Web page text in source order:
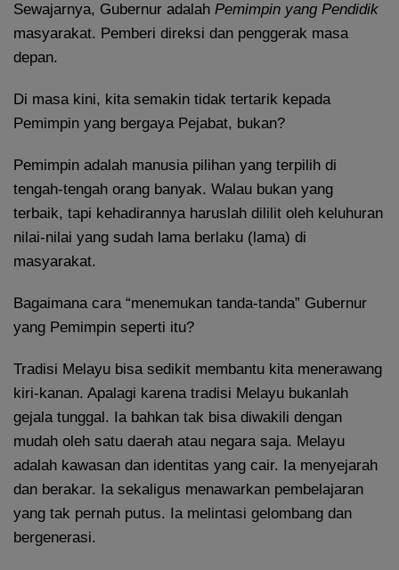
Sewajarnya, Gubernur adalah Pemimpin yang Pendidik
masyarakat. Pemberi direksi dan penggerak masa
depan.
Di masa kini, kita semakin tidak tertarik kepada
Pemimpin yang bergaya Pejabat, bukan?
Pemimpin adalah manusia pilihan yang terpilih di
tengah-tengah orang banyak. Walau bukan yang
terbaik, tapi kehadirannya haruslah dililit oleh keluhuran
nilai-nilai yang sudah lama berlaku (lama) di
masyarakat.
Bagaimana cara “menemukan tanda-tanda” Gubernur
yang Pemimpin seperti itu?
Tradisi Melayu bisa sedikit membantu kita menerawang
kiri-kanan. Apalagi karena tradisi Melayu bukanlah
gejala tunggal. Ia bahkan tak bisa diwakili dengan
mudah oleh satu daerah atau negara saja. Melayu
adalah kawasan dan identitas yang cair. Ia menyejarah
dan berakar. Ia sekaligus menawarkan pembelajaran
yang tak pernah putus. Ia melintasi gelombang dan
bergenerasi.